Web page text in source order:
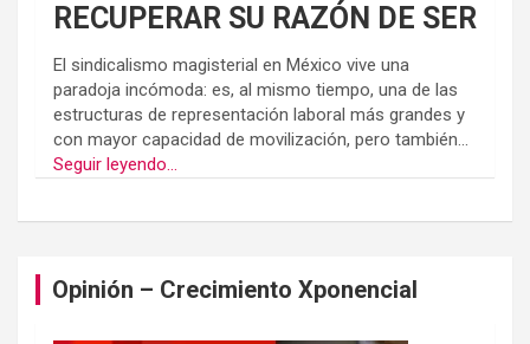
RECUPERAR SU RAZÓN DE SER
El sindicalismo magisterial en México vive una
paradoja incómoda: es, al mismo tiempo, una de las
estructuras de representación laboral más grandes y
con mayor capacidad de movilización, pero también...
Seguir leyendo...
Opinión – Crecimiento Xponencial